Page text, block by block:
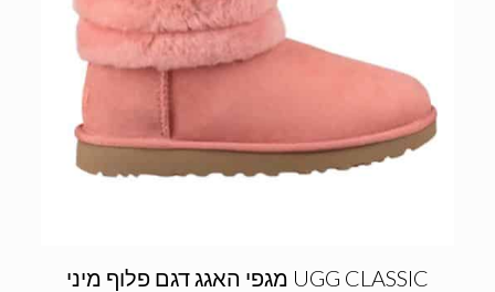
מגפי האגג דגם פלוף מיני UGG CLASSIC